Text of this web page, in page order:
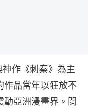
作《刺秦》為主
作品當年以狂放不
亞洲漫畫界。闊